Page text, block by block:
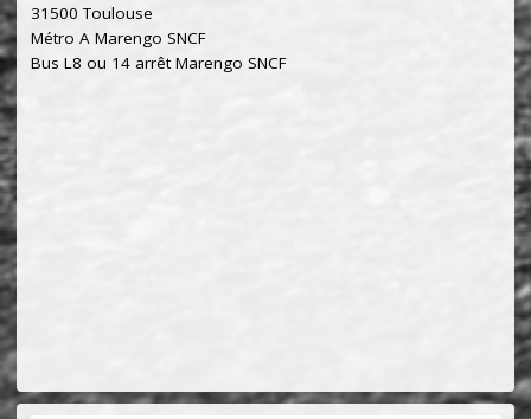
31500 Toulouse
Métro A Marengo SNCF
Bus L8 ou 14 arrêt Marengo SNCF